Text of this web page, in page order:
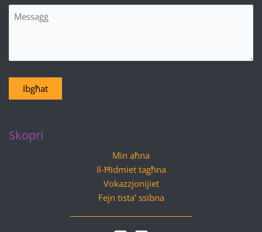
Messaġġ
Ibgħat
Skopri
Min aħna
Il-Ħidmiet tagħna
Vokazzjonijiet
Fejn tista’ ssibna